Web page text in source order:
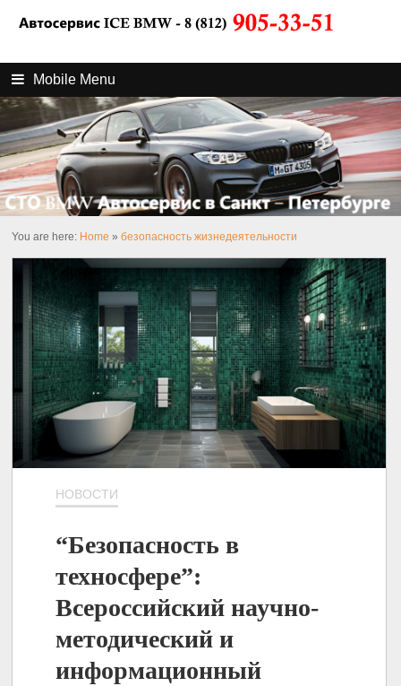
Mobile Menu
You are here: Home »безопасность жизнедеятельности
НОВОСТИ
“Безопасность в
техносфере”:
Всероссийский научно-
методический и
информационный